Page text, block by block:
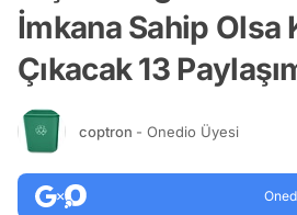
İmkana Sahip Olsa
Çıkacak 13
coptron - Onedio Üyesi